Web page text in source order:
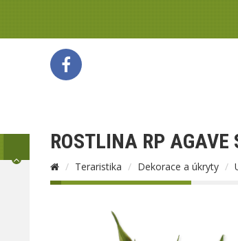
ROSTLINA RP
Teraristika Dekorace a úkryty